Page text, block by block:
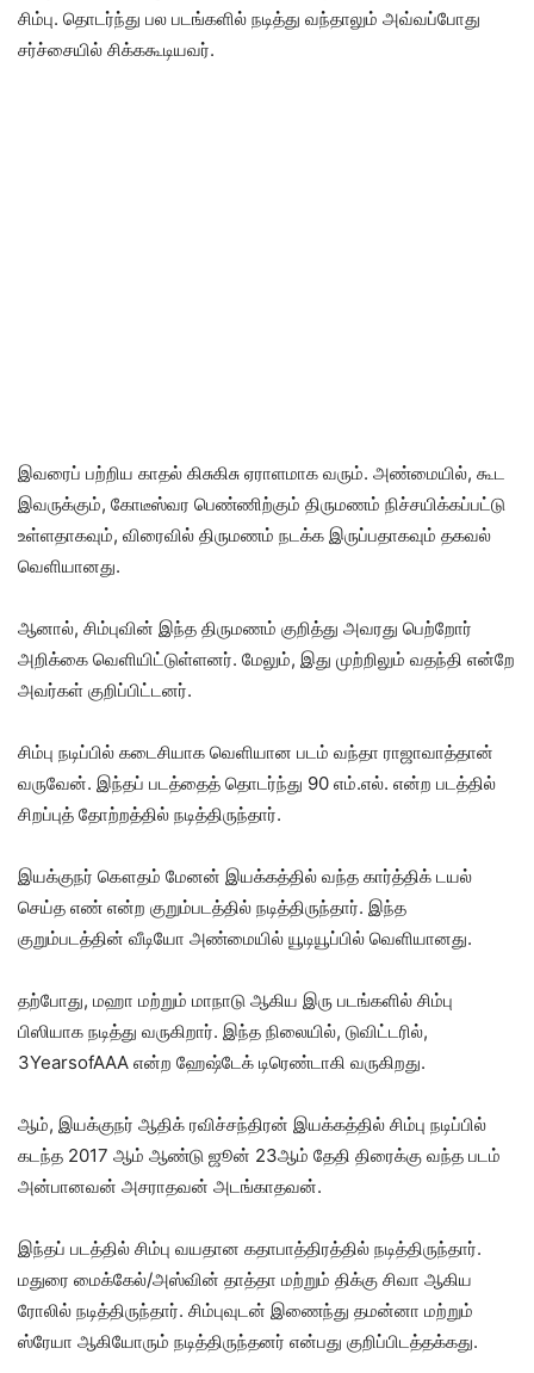
சிம்பு. தொடர்ந்து பல படங்களில் நடித்து வந்தாலும் அவ்வப்போது
சர்ச்சையில் சிக்ககூடியவர்.
இவரைப் பற்றிய காதல் கிசுகிசு ஏராளமாக வரும். அண்மையில், கூட
இவருக்கும், கோடீஸ்வர பெண்ணிற்கும் திருமணம் நிச்சயிக்கப்பட்டு
உள்ளதாகவும், விரைவில் திருமணம் நடக்க இருப்பதாகவும் தகவல்
வெளியானது.
ஆனால், சிம்புவின் இந்த திருமணம் குறித்து அவரது பெற்றோர்
அறிக்கை வெளியிட்டுள்ளனர். மேலும், இது முற்றிலும் வதந்தி என்றே
அவர்கள் குறிப்பிட்டனர்.
சிம்பு நடிப்பில் கடைசியாக வெளியான படம் வந்தா ராஜாவாத்தான்
வருவேன். இந்தப் படத்தைத் தொடர்ந்து 90 எம்.எல். என்ற படத்தில்
சிறப்புத் தோற்றத்தில் நடித்திருந்தார்.
இயக்குநர் கௌதம் மேனன் இயக்கத்தில் வந்த கார்த்திக் டயல்
செய்த எண் என்ற குறும்படத்தில் நடித்திருந்தார். இந்த
குறும்படத்தின் வீடியோ அண்மையில் யூடியூப்பில் வெளியானது.
தற்போது, மஹா மற்றும் மாநாடு ஆகிய இரு படங்களில் சிம்பு
பிஸியாக நடித்து வருகிறார். இந்த நிலையில், டுவிட்டரில்,
3YearsofAAA என்ற ஹேஷ்டேக் டிரெண்டாகி வருகிறது.
ஆம், இயக்குநர் ஆதிக் ரவிச்சந்திரன் இயக்கத்தில் சிம்பு நடிப்பில்
கடந்த 2017 ஆம் ஆண்டு ஜூன் 23ஆம் தேதி திரைக்கு வந்த படம்
அன்பானவன் அசராதவன் அடங்காதவன்.
இந்தப் படத்தில் சிம்பு வயதான கதாபாத்திரத்தில் நடித்திருந்தார்.
மதுரை மைக்கேல்/அஸ்வின் தாத்தா மற்றும் திக்கு சிவா ஆகிய
ரோலில் நடித்திருந்தார். சிம்புவுடன் இணைந்து தமன்னா மற்றும்
ஸ்ரேயா ஆகியோரும் நடித்திருந்தனர் என்பது குறிப்பிடத்தக்கது.